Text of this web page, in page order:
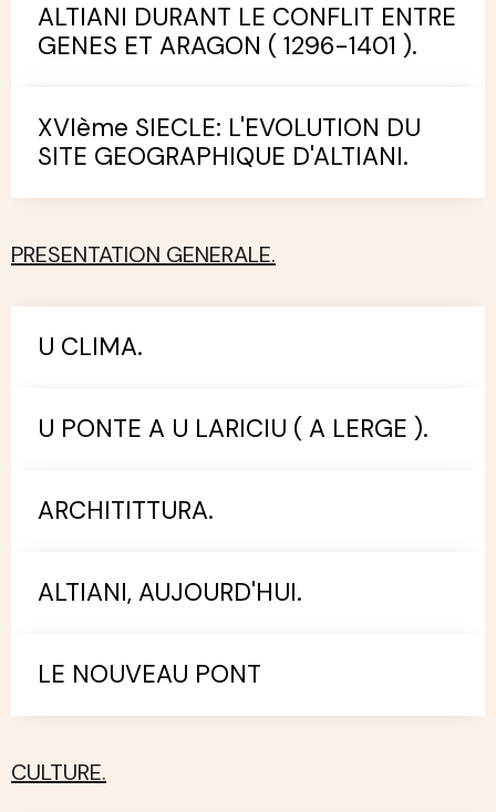
ALTIANI DURANT LE CONFLIT ENTRE
GENES ET ARAGON ( 1296-1401 ).
XVIème SIECLE: L'EVOLUTION DU
SITE GEOGRAPHIQUE D'ALTIANI.
PRESENTATION GENERALE.
U CLIMA.
U PONTE A U LARICIU ( A LERGE ).
ARCHITITTURA.
ALTIANI, AUJOURD'HUI.
LE NOUVEAU PONT
CULTURE.